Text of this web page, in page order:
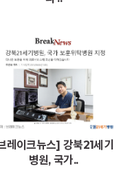
레이크뉴스] 강북21세기
병원, 국가..